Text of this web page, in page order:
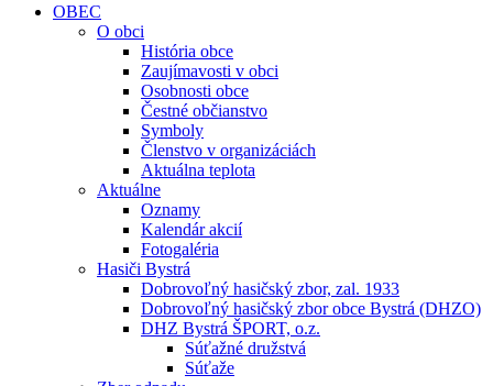
OBEC
O obci
História obce
Zaujímavosti v obci
Osobnosti obce
Čestné občianstvo
Symboly
Členstvo v organizáciách
Aktuálna teplota
Aktuálne
Oznamy
Kalendár akcií
Fotogaléria
Hasiči Bystrá
Dobrovoľný hasičský zbor, zal. 1933
Dobrovoľný hasičský zbor obce Bystrá (DHZO)
DHZ Bystrá ŠPORT, o.z.
Súťažné družstvá
Súťaže